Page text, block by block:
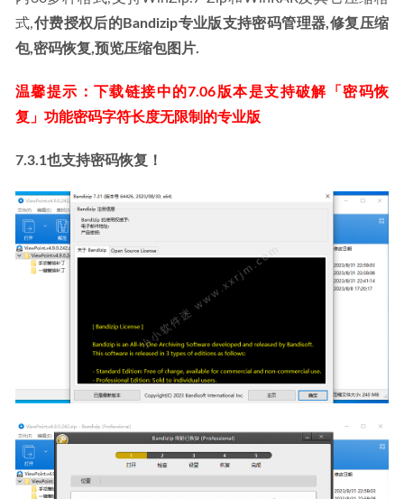
式,付费授权后的Bandizip专业版支持密码管理器,修复压缩
包,密码恢复,预览压缩包图片.
温馨提示：下载链接中的7.06版本是支持破解「密码恢
复」功能密码字符长度无限制的专业版
7.3.1也支持密码恢复！
2022-10-24